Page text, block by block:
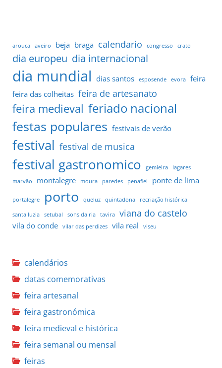
arouca aveiro beja braga calendario congresso crato
dia europeu dia internacional
dia mundial dias santos esposende evora
feira
feira das colheitas feira de artesanato
feira medieval feriado nacional
festas populares festivais de verão
festival festival de musica
festival gastronomico gemieira
lagares
marvão
montalegre moura paredes penafiel ponte de lima
portalegre porto queluz quintadona recriação histórica
santa luzia setubal sons da ria tavira viana do castelo
vila do conde vilar das perdizes vila real viseu
calendários
datas comemorativas
feira artesanal
feira gastronómica
feira medieval e histórica
feira semanal ou mensal
feiras